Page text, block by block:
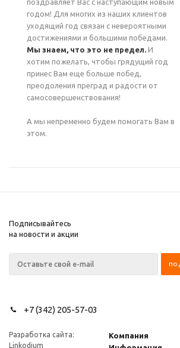
годом! Для многих из наших клиентов
уходящий год связан с невероятными
достижениями и большими победами.
Мы знаем, что это не предел. И
хотим пожелать, чтобы грядущий год
принес Вам еще больше побед,
преодоления преград и радости от
самосовершенствования!
А мы непременно будем помогать Вам в
этом.
Подписывайтесь
на новости и акции
+7 (342) 205-57-03
Разработка сайта:
Linkodium
Компания